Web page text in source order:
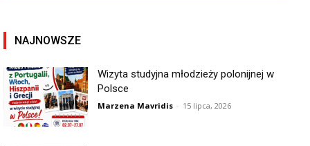
NAJNOWSZE
Wizyta studyjna młodzieży polonijnej w
Polsce
Marzena Mavridis - 15 lipca, 2026